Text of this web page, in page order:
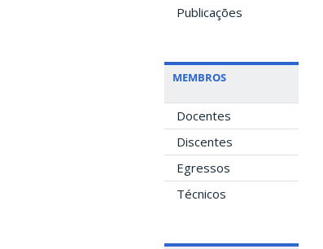
Publicações
MEMBROS
Docentes
Discentes
Egressos
Técnicos